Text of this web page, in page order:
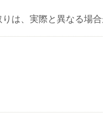
は、実際と異なる場